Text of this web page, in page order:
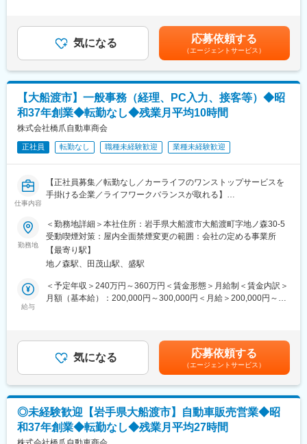
・月10日休み／年休120日でライフワークバランス◎
Ｌ月5回、曜日固定の店休日あり※商業施設を除く
Ｌ4連休の取得実績あり
・転居を伴う転勤は本人の同意なしでございません。
・モデル年収：年収420万円（月収35万円）／経験6年
■キャリアパス
・ 店長やエリアマネージャーといったマネジメントの道、買取・
販売のエキスパート、本社職へのキャリアチェンジ（過去実績あ
り）など多彩なキャリアを目指せます。
ます。
（2）通販サイトに掲載するバイクの写真撮影
（3）各種バイク保険の対応
（4）納車対応（書類作成、納車）、納車後のアフターフォローな
もあります。
■研修フォロー体制
＜未経験ＯＫ◎座学でビジネスマナーやバイクの知識などからし
っかり学べる！＞
・配属先では3段階のOJT形式にて業務を習得。
・Webで商品や業務について学習する『バイク王カレッジ』など
もあり
※ほとんどが未経験入社者ですが、潤沢な研修制度により安心して
早期活躍を目指せる環境です！
■魅力
・未経験からスタンダード上場の安定基盤の当社の正社員として
長期就業が叶います！
・社割などバイク好きの方に嬉しい福利厚生はもちろん、独自休
■働き方
・転居を伴う転勤は本人の同意なしでございません。
・長期就業◎：育休産休取得率100％、時短勤務100％
■キャリアパス：
店長やエリアマネージャーといったマネジメントの道、買取・販
売のエキスパート、本社職へのキャリアチェンジ（過去実績あ
り）など多彩なキャリアを目指せます。
同社内はもちろん子会社も複数あり、ブランド買取、ハウスクリ
手当＞有＜給与補足＞※年収は経験・スキルを基に決定■業績連動
型賞与：年2回※会社業績による■昇給：年1回※人事考課による■実
績：・年収346万円（月収26万円）／24歳 副店長職 経験2年・年
収420万円（月収35万円）／35歳 店長職 経験6年・年収588万円
／38歳 マネージャー 入社8年目賃金はあくまでも目安の金額であ
り、選考を通じて上下する可能性があります。月給(月額)は固定手
当を含めた表記です。
気になる 応募依頼する
（エージェントサービス）
【大船渡市】一般事務（経理、PC入力、接客等）◆昭
和37年創業◆転勤なし◆残業月平均10時間
株式会社橋爪自動車商会
正社員 転勤なし 職種未経験歓迎 業種未経験歓迎
仕事内容
【正社員募集／転勤なし／カーライフのワンストップサービスを
手掛ける企業／ライフワークバランスが取れる】
■業務内容：
般事務職は未経験者でも先輩社員が懇切丁寧に指導します。
（1）最初の１ヵ月間は「電話受付、来店顧客の対応受付」を学習
します
（2）次の１ヵ月間は「会社内のあらゆる業務進行」を学習します
（3）次の１ヵ月間で「他部門との業務連携」について学習します
（4）次の２ヵ月間で「お客様との車検点検の受注対応の仕方」を
一般事務職は営業職や自動車整備士のような花形業務ではないよ
うに受け取られていますが、自動車販売、整備業においては一般
ることのできる「最前線の花形業務」であります。
■本ポジションの特長：
社員同士が感謝の気持ちで仕事が行われる職場です。経験と実績
勤務地
＜勤務地詳細＞本社住所：岩手県大船渡市大船渡町字地ノ森30-5
受動喫煙対策：屋内全面禁煙変更の範囲：会社の定める事業所
【最寄り駅】
地ノ森駅、田茂山駅、盛駅
給与
＜予定年収＞240万円～360万円＜賃金形態＞月給制＜賃金内訳＞
月額（基本給）：200,000円～300,000円＜月給＞200,000円～
までも目安の金額であり、選考を通じて上下する可能性がありま
す。月給(月額)は固定手当を含めた表記です。
気になる 応募依頼する
（エージェントサービス）
◎未経験歓迎【岩手県大船渡市】自動車販売営業◆昭
和37年創業◆転勤なし◆残業月平均27時間